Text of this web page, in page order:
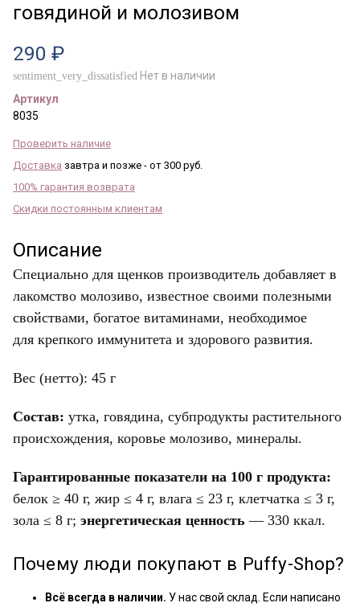
говядиной и молозивом
290 ₽
sentiment_very_dissatisfied Нет в наличии
Артикул
8035
Проверить наличие
Доставка завтра и позже - от 300 руб.
100% гарантия возврата
Скидки постоянным клиентам
Описание
Специально для щенков производитель добавляет в
лакомство молозиво, известное своими полезными
свойствами, богатое витаминами, необходимое
для крепкого иммунитета и здорового развития.
Вес (нетто): 45 г
Состав: утка, говядина, субпродукты растительного
происхождения, коровье молозиво, минералы.
Гарантированные показатели на 100 г продукта:
белок ≥ 40 г, жир ≤ 4 г, влага ≤ 23 г, клетчатка ≤ 3 г,
зола ≤ 8 г; энергетическая ценность — 330 ккал.
Почему люди покупают в Puffy-Shop?
Всё всегда в наличии. У нас свой склад. Если написано